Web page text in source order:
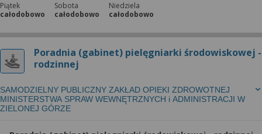
Piątek
całodobowo
Sobota
całodobowo
Niedziela
całodobowo
Poradnia (gabinet) pielęgniarki środowiskowej -
rodzinnej
SAMODZIELNY PUBLICZNY ZAKŁAD OPIEKI ZDROWOTNEJ
MINISTERSTWA SPRAW WEWNĘTRZNYCH i ADMINISTRACJI W
ZIELONEJ GÓRZE